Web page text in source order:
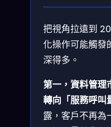
把視角拉遠到
化操作可能觸發
深得多。
第一，資料管理
轉向「服務呼叫
露，客戶不再為